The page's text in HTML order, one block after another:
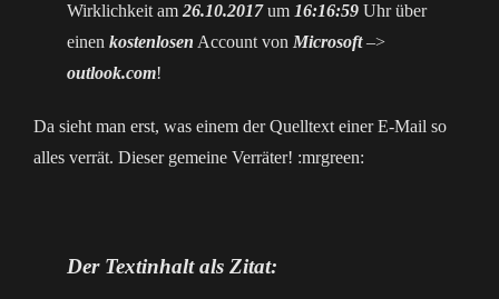
Wirklichkeit am 26.10.2017um 16:16:59 Uhr über
einen kostenlosen Account von Microsoft–>
outlook.com!
Da sieht man erst, was einem der Quelltext einer E-Mail so
alles verrät. Dieser gemeine Verräter! :mrgreen:
Der Textinhalt als Zitat: